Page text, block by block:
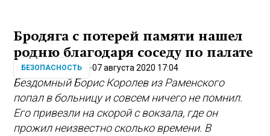
Бродяга с потерей памяти нашел
родню благодаря соседу по палате
БЕЗОПАСНОСТЬ 07 августа 2020 17:04
Бездомный Борис Королев из Раменского
попал в больницу и совсем ничего не помнил.
Его привезли на скорой с вокзала, где он
прожил неизвестно сколько времени. В